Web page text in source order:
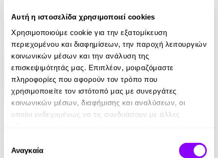
Αυτή η ιστοσελίδα χρησιμοποιεί cookies
Χρησιμοποιούμε cookie για την εξατομίκευση
περιεχομένου και διαφημίσεων, την παροχή λειτουργιών
κοινωνικών μέσων και την ανάλυση της
επισκεψιμότητάς μας. Επιπλέον, μοιραζόμαστε
πληροφορίες που αφορούν τον τρόπο που
χρησιμοποιείτε τον ιστότοπό μας με συνεργάτες
κοινωνικών μέσων, διαφήμισης και αναλύσεων, οι
οποίοι ενδεχομένως να τις συνδυάσουν με άλλες
των υπηρεσιών τους.
συγκατάθεσης
Αναγκαία
9.99€
eBook
Μαίρη Κόντζογλου